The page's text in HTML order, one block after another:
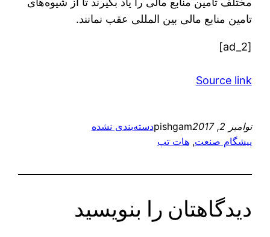
تامین منابع مالی بین المللی عقب نمانند.
[ad_2]
Source link
نوامبر 2, 2017 pishgamدسته‌بندی نشده
پیشگام صنعت, هات تپ
دیدگاهتان را بنویسید